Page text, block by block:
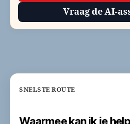
Vraag de AI-
SNELSTE ROUTE
Waarmee kan ik je